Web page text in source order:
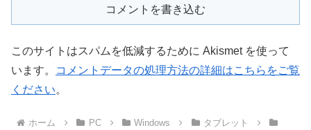
コメントを書き込む
このサイトはスパムを低減するために Akismet を使って
います。
コメントデータの処理方法の詳細はこちらをご覧
ください。
ホーム PC Windows
タブレット